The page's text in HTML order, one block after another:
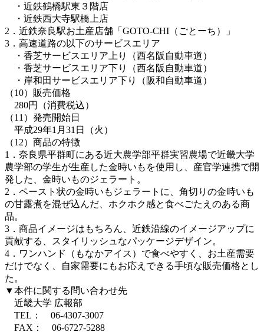
・近鉄鶴橋駅東３階店
・近鉄西大寺駅橋上店
2．近鉄奈良駅お土産店舗「GOTO-CHI（ごとーち）」
3．高速道路の以下のサービスエリア
・香芝サービスエリア上り（西名阪自動車道）
・香芝サービスエリア下り（西名阪自動車道）
・岸和田サービスエリア下り（阪和自動車道）
（10）販売価格
280円（消費税込）
（11）発売開始日
平成29年1月31日（火）
（12）商品の特徴
1．奈良県平群町にある近大農学部平群実習農場で近畿大学
農学部の学生が生産した金時いもを使用し、産官学連携で開
発した、金時いものジェラート。
2．ペースト状の金時いもジェラートに、角切りの金時いも
の甘露煮を混ぜ込んだ、ホクホク感と食べごたえのある商
品。
3．商品イメージはもちろん、近鉄沿線のイメージアップに
貢献する、スタイリッシュなパッケージデザイン。
4．ワンハンド（もなかアイス）で食べやすく、お土産需要
だけでなく、自家需要にもお応えできる手頃な販売価格とし
た。
▼本件に関する問い合わせ先
近畿大学 広報部
TEL： 06-4307-3007
FAX： 06-6727-5288